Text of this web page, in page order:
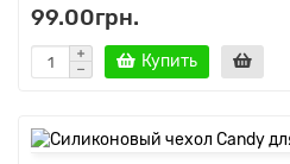
99.00грн.
Купить